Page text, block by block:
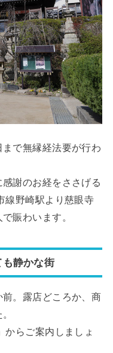
で無縁経法要が行わ
謝のお経をささげる
線野崎駅より慈眼寺
賑わいます。
静かな街
。露店どころか、商
からご案内しましょ